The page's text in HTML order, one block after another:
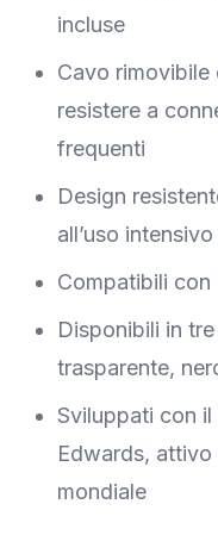
incluse
Cavo rimovibile
resistere a
frequenti
Design
all’uso
Compatibili con
Disponibili in
trasparente,
Sviluppati con
Edwards,
mondiale